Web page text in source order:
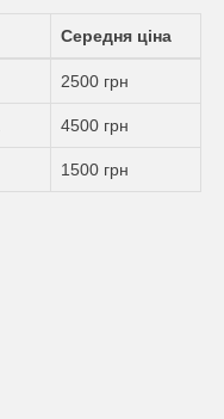
Середня ціна
2500 грн
4500 грн
1500 грн